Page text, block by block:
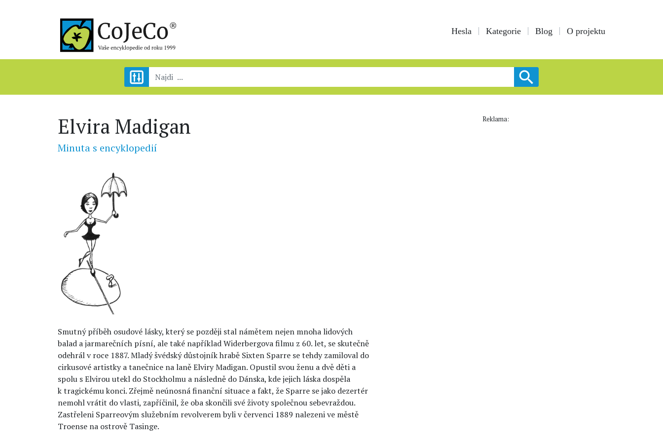
Hesla Kategorie Blog O projektu
Elvira Madigan
Minuta s encyklopedií
Smutný příběh osudové lásky, který se později stal námětem nejen mnoha lidových
balad a jarmarečních písní, ale také například Widerbergova filmu z 60. let, se skutečně
odehrál v roce 1887. Mladý švédský důstojník hrabě Sixten Sparre se tehdy zamiloval do
cirkusové artistky a tanečnice na laně Elviry Madigan. Opustil svou ženu a dvě děti a
spolu s Elvirou utekl do Stockholmu a následně do Dánska, kde jejich láska dospěla
k tragickému konci. Zřejmě neúnosná finanční situace a fakt, že Sparre se jako dezertér
nemohl vrátit do vlasti, zapříčinil, že oba skončili své životy společnou sebevraždou.
Zastřeleni Sparreovým služebním revolverem byli v červenci 1889 nalezeni ve městě
Troense na ostrově Tasinge.
Reklama: